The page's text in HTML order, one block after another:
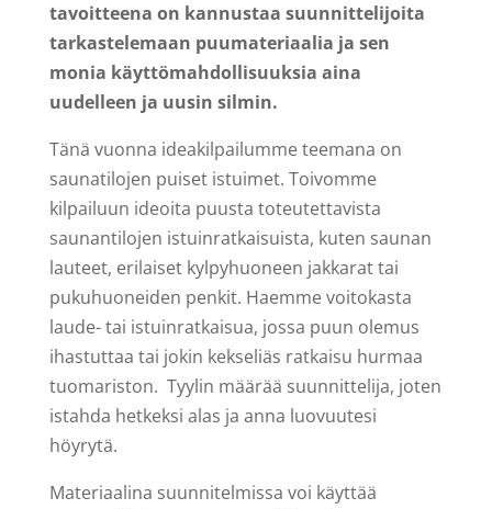
tavoitteena on kannustaa suunnittelijoita
tarkastelemaan puumateriaalia ja sen
monia käyttömahdollisuuksia aina
uudelleen ja uusin silmin.
Tänä vuonna ideakilpailumme teemana on
saunatilojen puiset istuimet. Toivomme
kilpailuun ideoita puusta toteutettavista
saunantilojen istuinratkaisuista, kuten saunan
lauteet, erilaiset kylpyhuoneen jakkarat tai
pukuhuoneiden penkit. Haemme voitokasta
laude- tai istuinratkaisua, jossa puun olemus
ihastuttaa tai jokin kekseliäs ratkaisu hurmaa
tuomariston. Tyylin määrää suunnittelija, joten
istahda hetkeksi alas ja anna luovuutesi
höyrytä.
Materiaalina suunnitelmissa voi käyttää